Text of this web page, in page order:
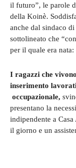
il futuro”, le parole
della Koinè.
anche dal sindaco
sottolineato che
per il quale era
I ragazzi che
inserimento
occupazionale,
presentano la
indipendente a
il giorno e un